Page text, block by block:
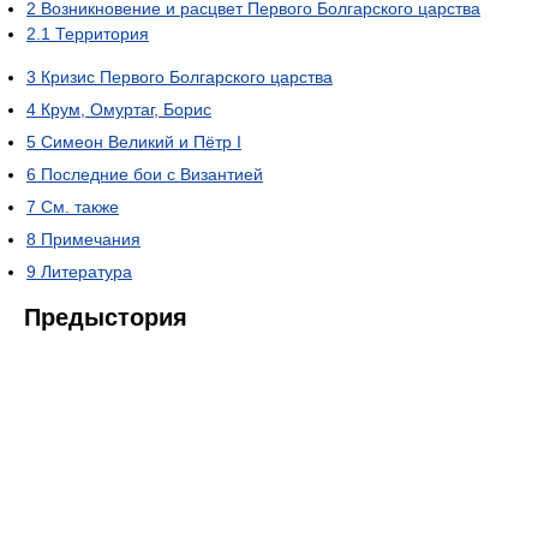
2 Возникновение и расцвет Первого Болгарского царства
2.1 Территория
3 Кризис Первого Болгарского царства
4 Крум, Омуртаг, Борис
5 Симеон Великий и Пётр I
6 Последние бои с Византией
7 См. также
8 Примечания
9 Литература
Предыстория